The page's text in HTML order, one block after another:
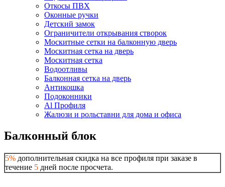
Откосы ПВХ
Оконные ручки
Детский замок
Ограничители открывания створок
Москитные сетки на балконную дверь
Москитная сетка на дверь
Москитная сетка
Водоотливы
Балконная сетка на дверь
Антикошка
Подоконники
Аl Профиля
Жалюзи и рольставни для дома и офиса
Балконный блок
5% дополнительная скидка на все профиля при заказе в
течение 5 дней после просчета.